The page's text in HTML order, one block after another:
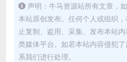
声明：牛马资源站所有文章，
本站原创发布。任何个人或组织
止复制、盗用、采集、发布本站
类媒体平台。如若本站内容侵犯
系我们进行处理。